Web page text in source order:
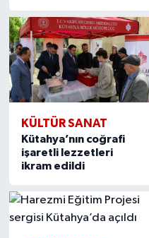
KÜLTÜR SANAT
Kütahya’nın coğrafi
işaretli lezzetleri
ikram edildi